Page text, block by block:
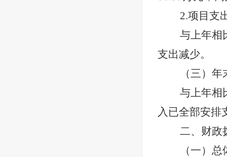
2.项目支
与上年相
支出减少。
（三）
与上年相
入已全部安排
二、财政
（一）